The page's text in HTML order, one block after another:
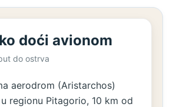
doći avionom
do ostrva
aerodrom (Aristarchos)
regionu Pitagorio, 10 km od